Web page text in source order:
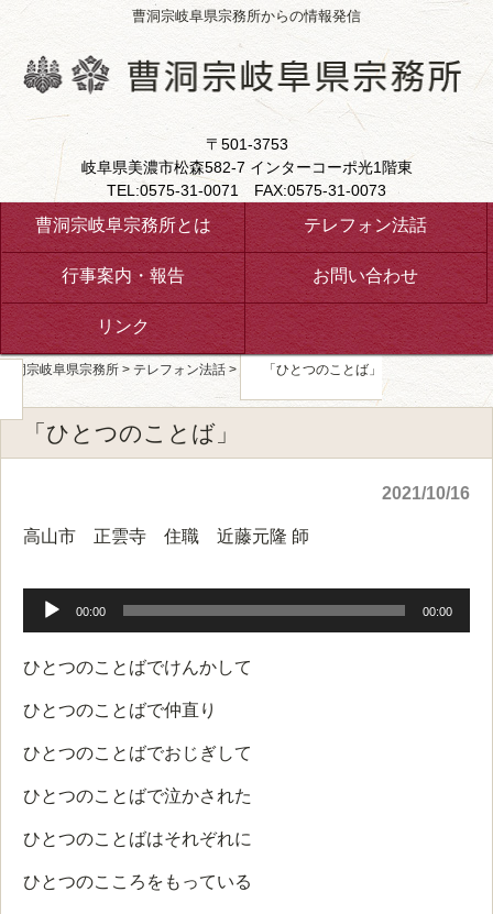
曹洞宗岐阜県宗務所からの情報発信
〒501-3753
岐阜県美濃市松森582-7 インターコーポ光1階東
TEL:0575-31-0071 FAX:0575-31-0073
曹洞宗岐阜宗務所とは テレフォン法話
行事案内・報告 お問い合わせ
リンク
曹洞宗岐阜県宗務所 > テレフォン法話 > 「ひとつのことば」
「ひとつのことば」
2021/10/16
高山市 正雲寺 住職 近藤元隆 師
プ
レ
ヤ
00:00 00:00
ひとつのことばでけんかして
ひとつのことばで仲直り
ひとつのことばでおじぎして
ひとつのことばで泣かされた
ひとつのことばはそれぞれに
ひとつのこころをもっている